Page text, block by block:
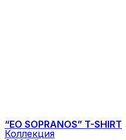
“EO SOPRANOS” T-SHIRT
Коллекция